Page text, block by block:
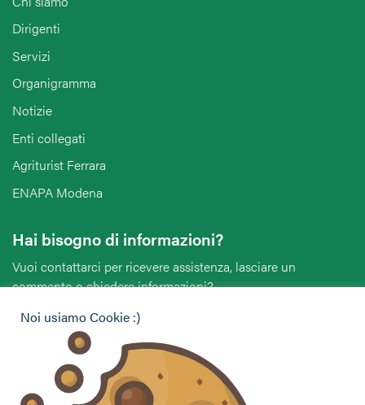
Dirigenti
Servizi
Organigramma
Notizie
Enti collegati
Agriturist Ferrara
ENAPA Modena
Hai bisogno di informazioni?
Vuoi contattarci per ricevere assistenza, lasciare un
commento o chiedere informazioni?
CONTATTACI
Seguici sui social
Noi usiamo Cookie :)